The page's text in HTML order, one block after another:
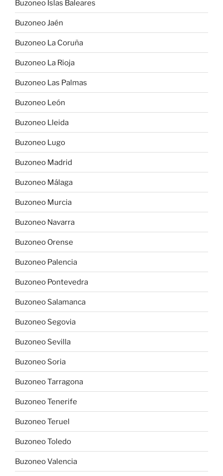
Buzoneo Islas Baleares
Buzoneo Jaén
Buzoneo La Coruña
Buzoneo La Rioja
Buzoneo Las Palmas
Buzoneo León
Buzoneo Lleida
Buzoneo Lugo
Buzoneo Madrid
Buzoneo Málaga
Buzoneo Murcia
Buzoneo Navarra
Buzoneo Orense
Buzoneo Palencia
Buzoneo Pontevedra
Buzoneo Salamanca
Buzoneo Segovia
Buzoneo Sevilla
Buzoneo Soria
Buzoneo Tarragona
Buzoneo Tenerife
Buzoneo Teruel
Buzoneo Toledo
Buzoneo Valencia